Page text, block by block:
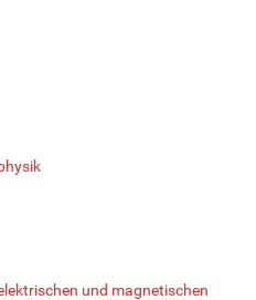
und magnetischen